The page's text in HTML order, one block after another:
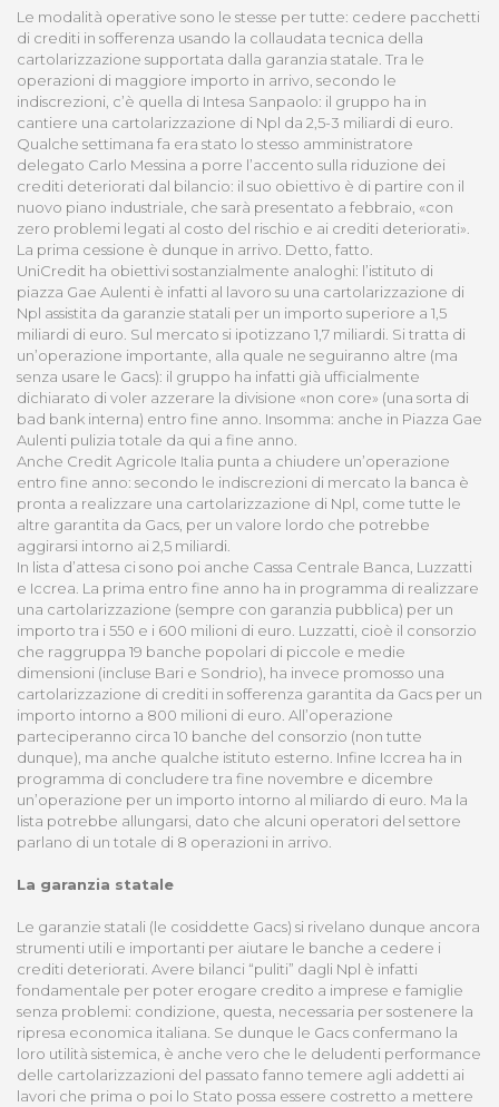
Le modalità operative sono le stesse per tutte: cedere pacchetti
di crediti in sofferenza usando la collaudata tecnica della
cartolarizzazione supportata dalla garanzia statale. Tra le
operazioni di maggiore importo in arrivo, secondo le
indiscrezioni, c’è quella di Intesa Sanpaolo: il gruppo ha in
cantiere una cartolarizzazione di Npl da 2,5-3 miliardi di euro.
Qualche settimana fa era stato lo stesso amministratore
delegato Carlo Messina a porre l’accento sulla riduzione dei
crediti deteriorati dal bilancio: il suo obiettivo è di partire con il
nuovo piano industriale, che sarà presentato a febbraio, «con
zero problemi legati al costo del rischio e ai crediti deteriorati».
La prima cessione è dunque in arrivo. Detto, fatto.
UniCredit ha obiettivi sostanzialmente analoghi: l’istituto di
piazza Gae Aulenti è infatti al lavoro su una cartolarizzazione di
Npl assistita da garanzie statali per un importo superiore a 1,5
miliardi di euro. Sul mercato si ipotizzano 1,7 miliardi. Si tratta di
un’operazione importante, alla quale ne seguiranno altre (ma
senza usare le Gacs): il gruppo ha infatti già ufficialmente
dichiarato di voler azzerare la divisione «non core» (una sorta di
bad bank interna) entro fine anno. Insomma: anche in Piazza Gae
Aulenti pulizia totale da qui a fine anno.
Anche Credit Agricole Italia punta a chiudere un’operazione
entro fine anno: secondo le indiscrezioni di mercato la banca è
pronta a realizzare una cartolarizzazione di Npl, come tutte le
altre garantita da Gacs, per un valore lordo che potrebbe
aggirarsi intorno ai 2,5 miliardi.
In lista d’attesa ci sono poi anche Cassa Centrale Banca, Luzzatti
e Iccrea. La prima entro fine anno ha in programma di realizzare
una cartolarizzazione (sempre con garanzia pubblica) per un
importo tra i 550 e i 600 milioni di euro. Luzzatti, cioè il consorzio
che raggruppa 19 banche popolari di piccole e medie
dimensioni (incluse Bari e Sondrio), ha invece promosso una
cartolarizzazione di crediti in sofferenza garantita da Gacs per un
importo intorno a 800 milioni di euro. All’operazione
parteciperanno circa 10 banche del consorzio (non tutte
dunque), ma anche qualche istituto esterno. Infine Iccrea ha in
programma di concludere tra fine novembre e dicembre
un’operazione per un importo intorno al miliardo di euro. Ma la
lista potrebbe allungarsi, dato che alcuni operatori del settore
parlano di un totale di 8 operazioni in arrivo.
La garanzia statale
Le garanzie statali (le cosiddette Gacs) si rivelano dunque ancora
strumenti utili e importanti per aiutare le banche a cedere i
crediti deteriorati. Avere bilanci “puliti” dagli Npl è infatti
fondamentale per poter erogare credito a imprese e famiglie
senza problemi: condizione, questa, necessaria per sostenere la
ripresa economica italiana. Se dunque le Gacs confermano la
loro utilità sistemica, è anche vero che le deludenti performance
delle cartolarizzazioni del passato fanno temere agli addetti ai
lavori che prima o poi lo Stato possa essere costretto a mettere